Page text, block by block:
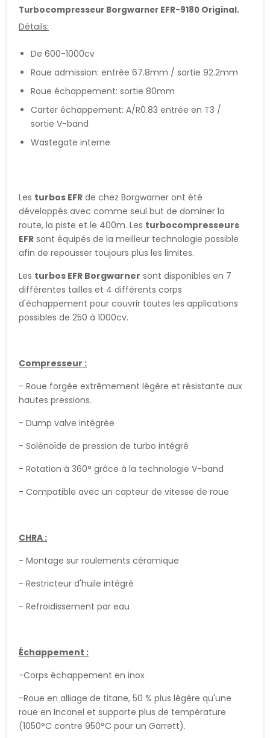
Turbocompresseur Borgwarner EFR-9180 Original.
Détails:
De 600-1000cv
Roue admission: entrée 67.8mm / sortie 92.2mm
Roue échappement: sortie 80mm
Carter échappement: A/R0.83 entrée en T3 /
sortie V-band
Wastegate interne
Les turbos EFR de chez Borgwarner ont été
développés avec comme seul but de dominer la
route, la piste et le 400m. Les turbocompresseurs
EFR sont équipés de la meilleur technologie possible
afin de repousser toujours plus les limites.
Les turbos EFR Borgwarner sont disponibles en 7
différentes tailles et 4 différents corps
d'échappement pour couvrir toutes les applications
possibles de 250 à 1000cv.
Compresseur :
- Roue forgée extrêmement légère et résistante aux
hautes pressions.
- Dump valve intégrée
- Solénoïde de pression de turbo intégré
- Rotation à 360° grâce à la technologie V-band
- Compatible avec un capteur de vitesse de roue
CHRA :
- Montage sur roulements céramique
- Restricteur d'huile intégré
- Refroidissement par eau
Échappement :
-Corps échappement en inox
-Roue en alliage de titane, 50 % plus légère qu'une
roue en Inconel et supporte plus de température
(1050°C contre 950°C pour un Garrett).